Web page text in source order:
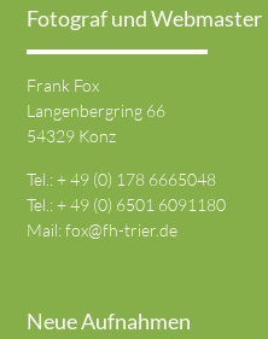
Fotograf und Webmaster
Frank Fox
Langenbergring 66
54329 Konz
Tel.: + 49 (0) 178 6665048
Tel.: + 49 (0) 6501 6091180
Mail:fox@fh-trier.de
Neue Aufnahmen